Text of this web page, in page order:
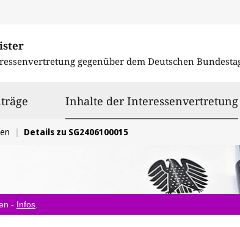
gegenüber dem Deutschen
Inhalte der Interessenvertretung
Details zu SG2406100015
- Infos